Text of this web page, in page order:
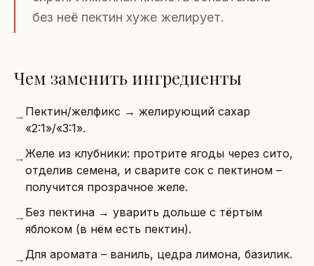
без неё пектин хуже желирует.
Чем заменить ингредиенты
→ Пектин/желфикс → желирующий сахар
«2:1»/«3:1».
→Желе из клубники: протрите ягоды через сито,
отделив семена, и сварите сок с пектином –
получится прозрачное желе.
→ Без пектина → уварить дольше с тёртым
яблоком (в нём есть пектин).
→ Для аромата – ваниль, цедра лимона, базилик.